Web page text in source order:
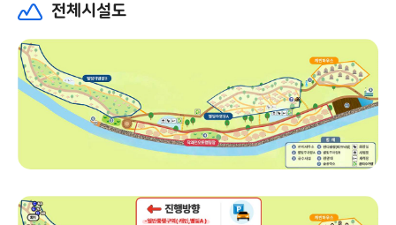
전체시설도